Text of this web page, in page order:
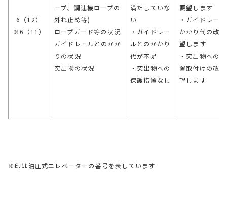
6（12）
※6（11）
ープ、調速機ロープの
外れ止め等)
ロープガード等の状況
ガイドレールとのかか
りの状況
突出物の状況
満たしていな
い
・ガイドレー
ルとのかかり
代が不足
・突出物への
保護措置なし
要望します
・ガイドレー
かかり代の改
望します
・突出物への
置取付けの改
望します
※印は油圧式エレベーターの番号を表しています